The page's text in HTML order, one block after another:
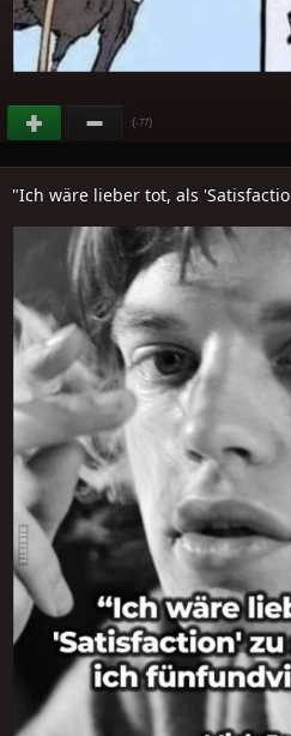
(-77)
"Ich wäre lieber tot, als